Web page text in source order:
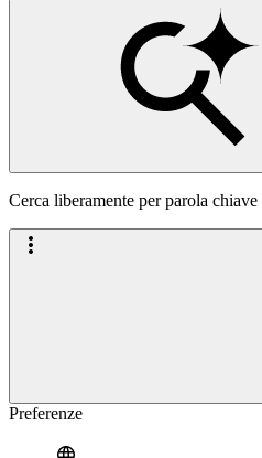
Cerca liberamente per parola
Preferenze